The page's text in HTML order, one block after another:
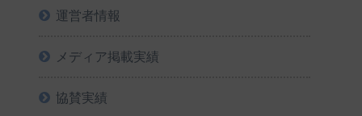
運営者情報
メディア掲載実績
協賛実績